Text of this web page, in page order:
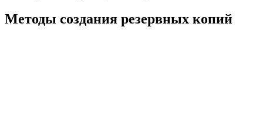
Методы создания резервных копий